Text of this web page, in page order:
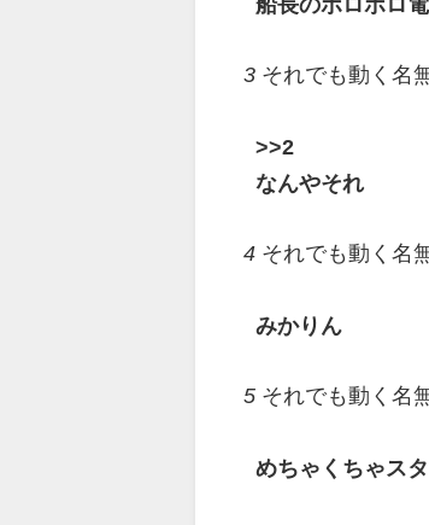
船長のボロボロ
3 それでも動く名
>>2
なんやそれ
4 それでも動く名
みかりん
5 それでも動く名
めちゃくちゃス